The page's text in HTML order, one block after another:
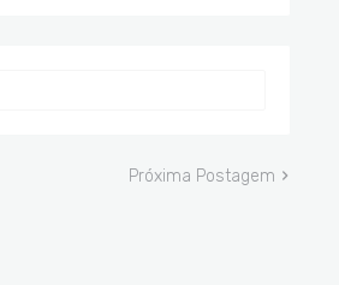
Próxima Postagem